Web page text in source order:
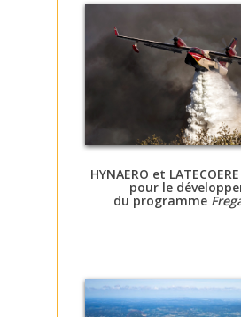
HYNAERO et
pour le
du programme